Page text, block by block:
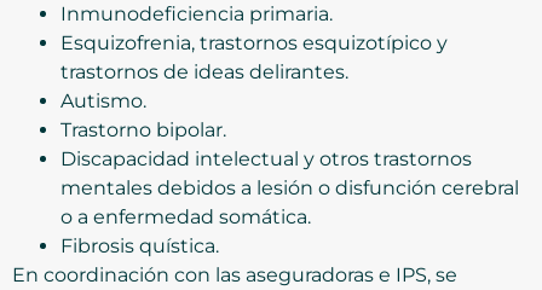
Inmunodeficiencia primaria.
Esquizofrenia, trastornos esquizotípico y
trastornos de ideas delirantes.
Autismo.
Trastorno bipolar.
Discapacidad intelectual y otros trastornos
mentales debidos a lesión o disfunción cerebral
o a enfermedad somática.
Fibrosis quística.
En coordinación con las aseguradoras e IPS, se